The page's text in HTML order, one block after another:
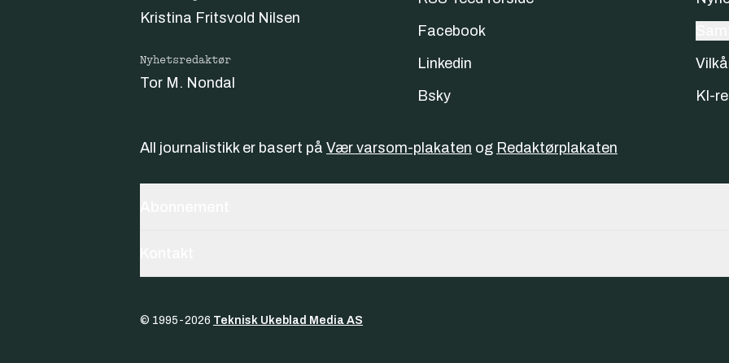
Kristina Fritsvold Nilsen
Nyhetsredaktør
Tor M. Nondal
Facebook
Linkedin
Bsky
KI-
All journalistikk er basert på Vær varsom-plakaten og Redaktørplakaten
© 1995-2026 Teknisk Ukeblad Media AS